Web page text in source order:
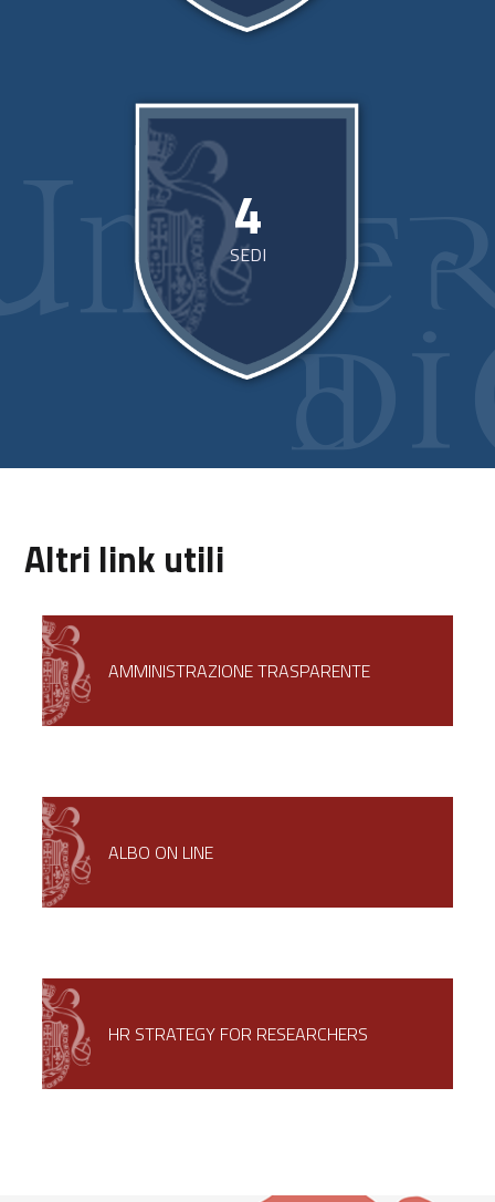
4
SEDI
Altri link utili
AMMINISTRAZIONE TRASPARENTE
ALBO ON LINE
HR STRATEGY FOR RESEARCHERS